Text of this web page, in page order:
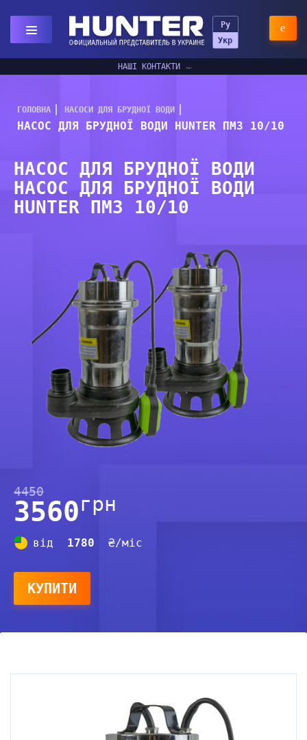
Ру
Укр
НАШІ КОНТАКТИ
ГОЛОВНА НАСОСИ ДЛЯ БРУДНОЇ ВОДИ
НАСОС ДЛЯ БРУДНОЇ ВОДИ HUNTER ПМЗ 10/10
НАСОС ДЛЯ БРУДНОЇ ВОДИ
НАСОС ДЛЯ БРУДНОЇ ВОДИ
HUNTER ПМЗ 10/10
4450
3560грн
від 1780 ₴/міс
КУПИТИ